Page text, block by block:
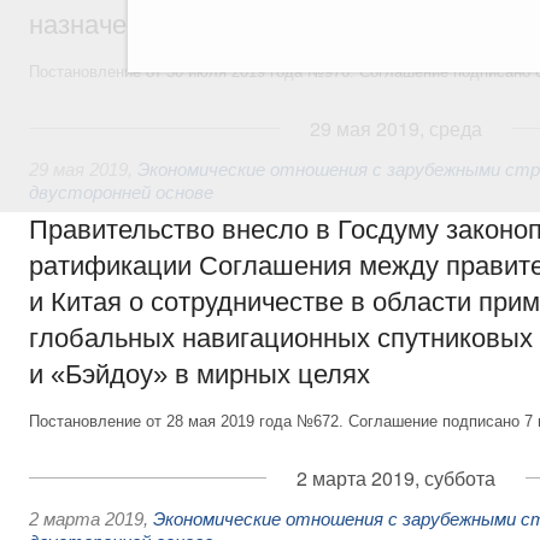
назначения и их дальнейшем
Постановление от 30 июля 2019 года №976. Соглашение
Экономические отношения с зарубежными
двусторонней основе
Правительство внесло в Госдуму
ратификации Соглашения между
и Китая о сотрудничестве в области
глобальных навигационных
и «Бэйдоу» в мирных целях
Постановление от 28 мая 2019 года №672. Соглашение подписано 7
2 марта 2019, суббота
2 марта 2019, Экономические отношения с зарубежными